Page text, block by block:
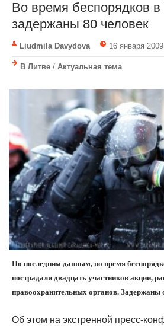
Во время беспорядков
задержаны 80 человек
Liudmila Davydova 16 января 2009
В Литве / Актуальная тема
По последним данным, во время
пострадали двадцать участников акции,
правоохранительных органов. Задержаны
Об этом на экстренной пресс-